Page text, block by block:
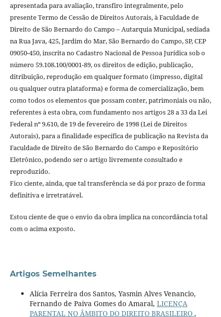
apresentada para avaliação, transfiro integralmente, pelo
presente Termo de Cessão de Direitos Autorais, à Faculdade de
Direito de São Bernardo do Campo – Autarquia Municipal, sediada
na Rua Java, 425, Jardim do Mar, São Bernardo do Campo, SP, CEP
09050-450, inscrita no Cadastro Nacional de Pessoa Jurídica sob o
número 59.108.100/0001-89, os direitos de edição, publicação,
ditribuição, reprodução em qualquer formato (impresso, digital
ou qualquer outra plataforma) e forma de comercialização, bem
como todos os elementos que possam conter, patrimoniais ou não,
referentes à esta obra, com fundamento nos artigos 28 a 33 da Lei
Federal nº 9.610, de 19 de fevereiro de 1998 (Lei de Direitos
Autorais), para a finalidade específica de publicação na Revista da
Faculdade de Direito de São Bernardo do Campo e Repositório
Eletrônico, podendo ser o artigo livremente consultado e
reproduzido.
Fico ciente, ainda, que tal transferência se dá por prazo de forma
definitiva e irretratável.
Estou ciente de que o envio da obra implica na concordância total
com o acima exposto.
Artigos Semelhantes
Alícia Ferreira dos Santos, Yasmin Alves Venancio,
Fernando de Paiva Gomes do Amaral, LICENÇA
PARENTAL NO ÂMBITO DO DIREITO BRASILEIRO ,